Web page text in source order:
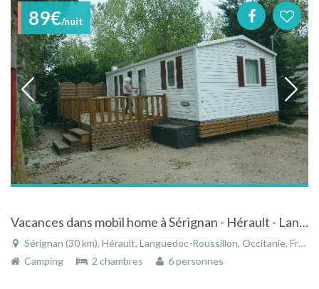
89€/nuit
Vacances dans mobil home à Sérignan - Hérault - Languedoc-Roussillon
Sérignan (30 km), Hérault, Languedoc-Roussillon, Occitanie, France
Camping
2 chambres 6 personnes